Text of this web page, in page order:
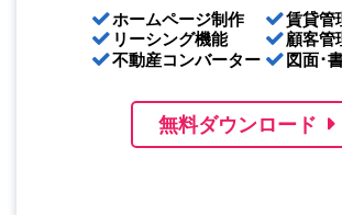
ホームページ制作
リーシング機能
不動産コンバーター
賃貸管
顧客管
図面･
無料ダウンロード